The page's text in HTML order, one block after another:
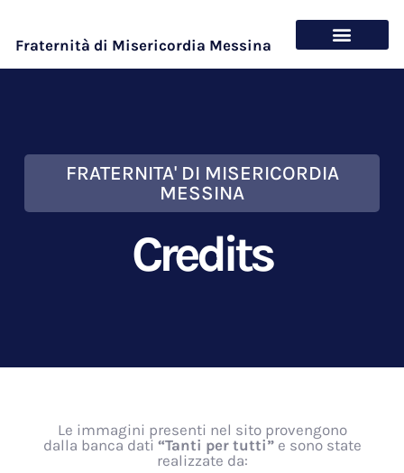
Fraternità di Misericordia Messina
FRATERNITA' DI MISERICORDIA
MESSINA
Credits
Le immagini presenti nel sito provengono
dalla banca dati “Tanti per tutti”e sono state
realizzate da: